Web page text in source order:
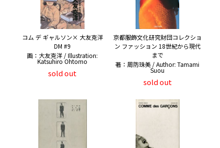
コム デ ギャルソン× 大友克洋
DM #9
画：大友克洋 / Illustration:
Katsuhiro Ohtomo
sold out
京都服飾文化研究財団コレクショ
ン ファッション 18世紀から現代
まで
著：周防珠美 / Author: Tamami
Suou
sold out